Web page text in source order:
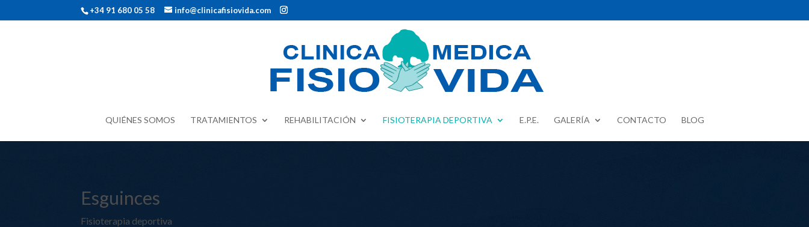
+34 91 680 05 58 info@clinicafisiovida.com
QUIÉNES SOMOS TRATAMIENTOS REHABILITACIÓN FISIOTERAPIA DEPORTIVA E.P.E. GALERÍA CONTACTO BLOG
Esguinces
Fisioterapia deportiva